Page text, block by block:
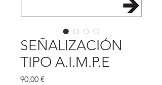
SEÑALIZACIÓN
TIPO A.I.M.P.E
90,00 €